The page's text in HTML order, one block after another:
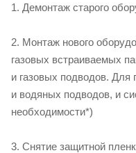
1. Демонтаж старого
2. Монтаж нового
газовых встраиваемых
и газовых подводов. Для
и водяных подводов, и
необходимости*)
3. Снятие защитной